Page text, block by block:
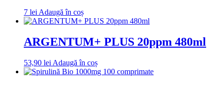
7 lei Adaugă în coș
ARGENTUM+ PLUS 20ppm 480ml
53,90 lei Adaugă în coș